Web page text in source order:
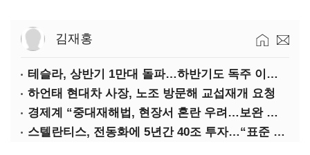
김재홍
테슬라, 상반기 1만대 돌파…하반기도 독주 이어질까
하언태 현대차 사장, 노조 방문해 교섭재개 요청
경제계 “중대재해법, 현장서 혼란 우려…보완 필요”
스텔란티스, 전동화에 5년간 40조 투자…“표준 제시”